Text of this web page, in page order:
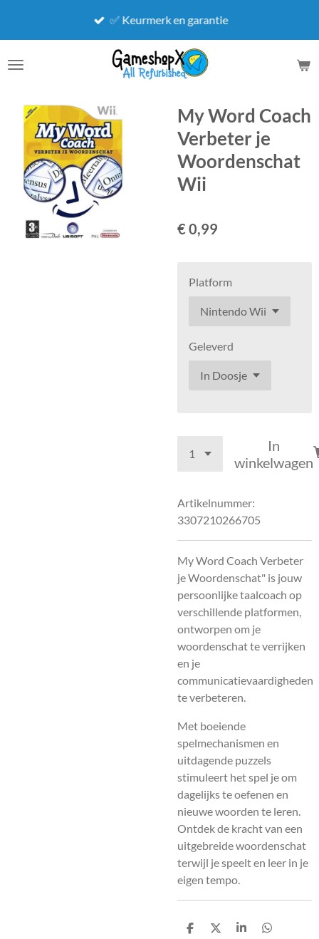
de
✅ Keurmerk en garantie
My Word Coach
Verbeter je
Woordenschat
Wii
€ 0,99
Platform
Geleverd
In
winkelwagen
Artikelnummer:
3307210266705
My Word Coach Verbeter
je Woordenschat" is jouw
persoonlijke taalcoach op
verschillende platformen,
ontworpen om je
woordenschat te verrijken
en je
communicatievaardigheden
te verbeteren.
Met boeiende
spelmechanismen en
uitdagende puzzels
stimuleert het spel je om
dagelijks te oefenen en
nieuwe woorden te leren.
Ontdek de kracht van een
uitgebreide woordenschat
terwijl je speelt en leer in je
eigen tempo.
D
D
S
D